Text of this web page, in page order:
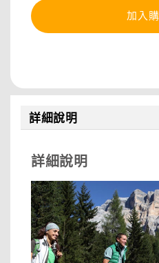
加入
詳細說明
詳細說明